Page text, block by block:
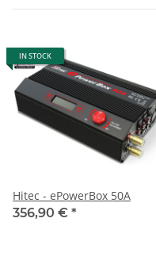
IN STOCK
Hitec - ePowerBox 50A
356,90 € *